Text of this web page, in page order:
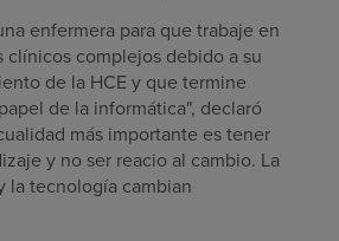
enfermera para que trabaje en
clínicos complejos debido a su
de la HCE y que termine
de la informática", declaró
más importante es tener
y no ser reacio al cambio. La
la tecnología cambian